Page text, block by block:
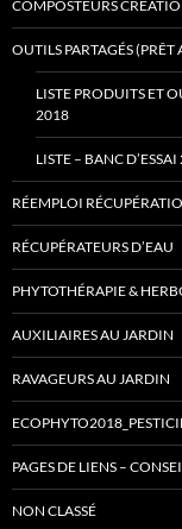
COMPOSTEURS
OUTILS PARTAGÉS (PRÊT
LISTE PRODUITS ET
2018
LISTE – BANC
RÉEMPLOI
RÉCUPÉRATEURS D’EAU
PHYTOTHÉRAPIE &
AUXILIAIRES AU JARDIN
RAVAGEURS AU JARDIN
PAGES DE LIENS –
NON CLASSÉ